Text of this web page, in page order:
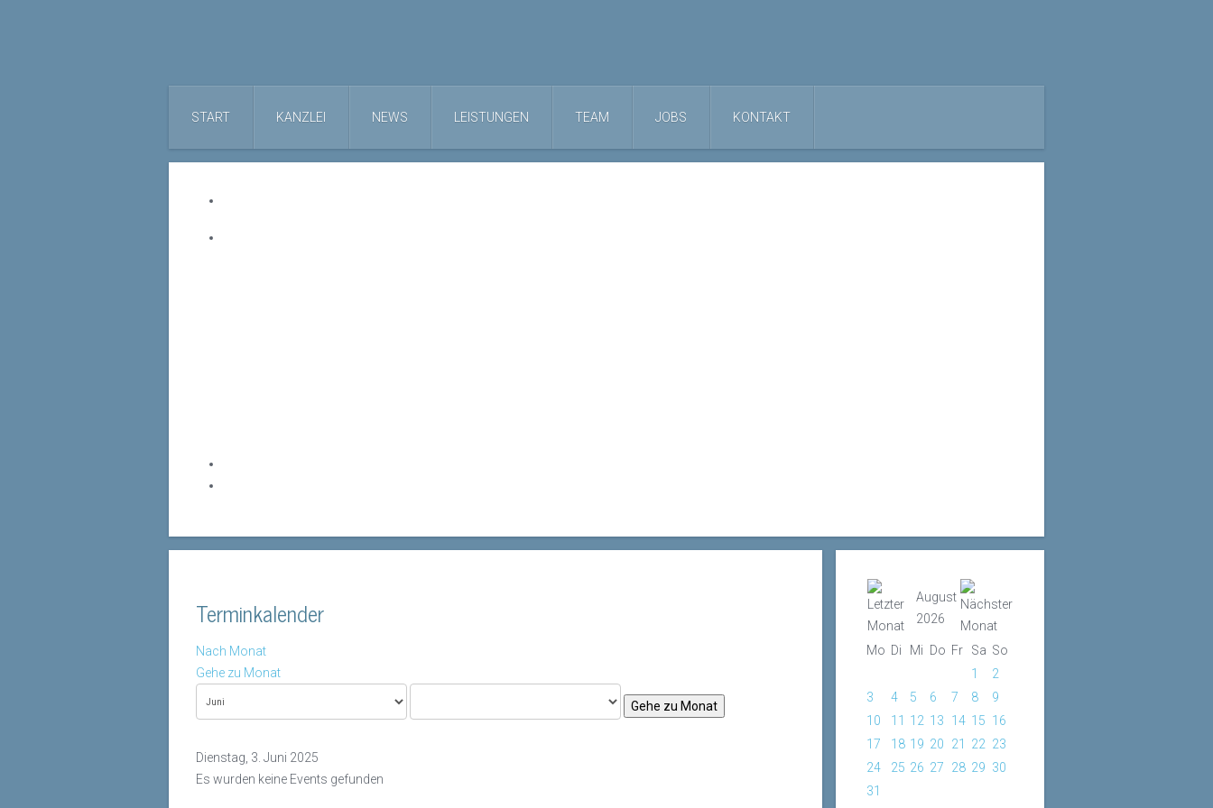
START KANZLEI NEWS LEISTUNGEN TEAM JOBS KONTAKT
Terminkalender
Nach Monat
Gehe zu Monat
Gehe zu Monat
Dienstag, 3. Juni 2025
Es wurden keine Events gefunden
August
2026
Mo Di Mi Do Fr Sa So
1
2
3
4 5 6 7 8
9
10
11 12 13 14 15 16
17
18 19 20 21 22 23
24
25 26 27 28 29 30
31